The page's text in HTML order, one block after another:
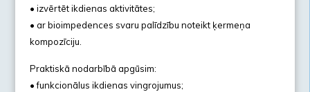
• izvērtēt ikdienas aktivitātes;
• ar bioimpedences svaru palīdzību noteikt ķermeņa
kompozīciju.
Praktiskā nodarbībā apgūsim:
• funkcionālus ikdienas vingrojumus;